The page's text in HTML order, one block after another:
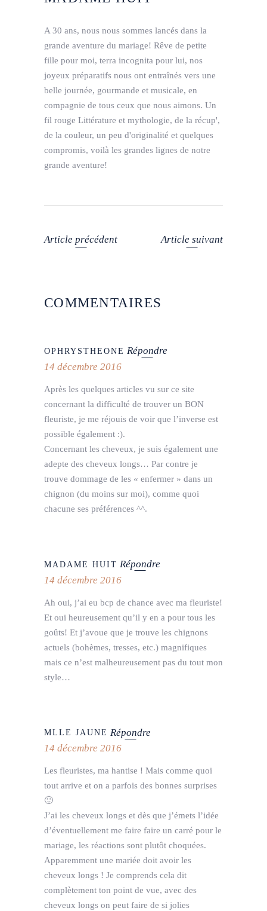
A 30 ans, nous nous sommes lancés dans la
grande aventure du mariage! Rêve de petite
fille pour moi, terra incognita pour lui, nos
joyeux préparatifs nous ont entraînés vers une
belle journée, gourmande et musicale, en
compagnie de tous ceux que nous aimons. Un
fil rouge Littérature et mythologie, de la récup',
de la couleur, un peu d'originalité et quelques
compromis, voilà les grandes lignes de notre
grande aventure!
Article précédent Article suivant
COMMENTAIRES
OPHRYSTHEONE Répondre
14 décembre 2016
Après les quelques articles vu sur ce site
concernant la difficulté de trouver un BON
fleuriste, je me réjouis de voir que l’inverse est
possible également :).
Concernant les cheveux, je suis également une
adepte des cheveux longs… Par contre je
trouve dommage de les « enfermer » dans un
chignon (du moins sur moi), comme quoi
chacune ses préférences ^^.
MADAME HUIT Répondre
14 décembre 2016
Ah oui, j’ai eu bcp de chance avec ma fleuriste!
Et oui heureusement qu’il y en a pour tous les
goûts! Et j’avoue que je trouve les chignons
actuels (bohèmes, tresses, etc.) magnifiques
mais ce n’est malheureusement pas du tout mon
style…
MLLE JAUNE Répondre
14 décembre 2016
Les fleuristes, ma hantise ! Mais comme quoi
tout arrive et on a parfois des bonnes surprises
🙂
J’ai les cheveux longs et dès que j’émets l’idée
d’éventuellement me faire faire un carré pour le
mariage, les réactions sont plutôt choquées.
Apparemment une mariée doit avoir les
cheveux longs ! Je comprends cela dit
complètement ton point de vue, avec des
cheveux longs on peut faire de si jolies